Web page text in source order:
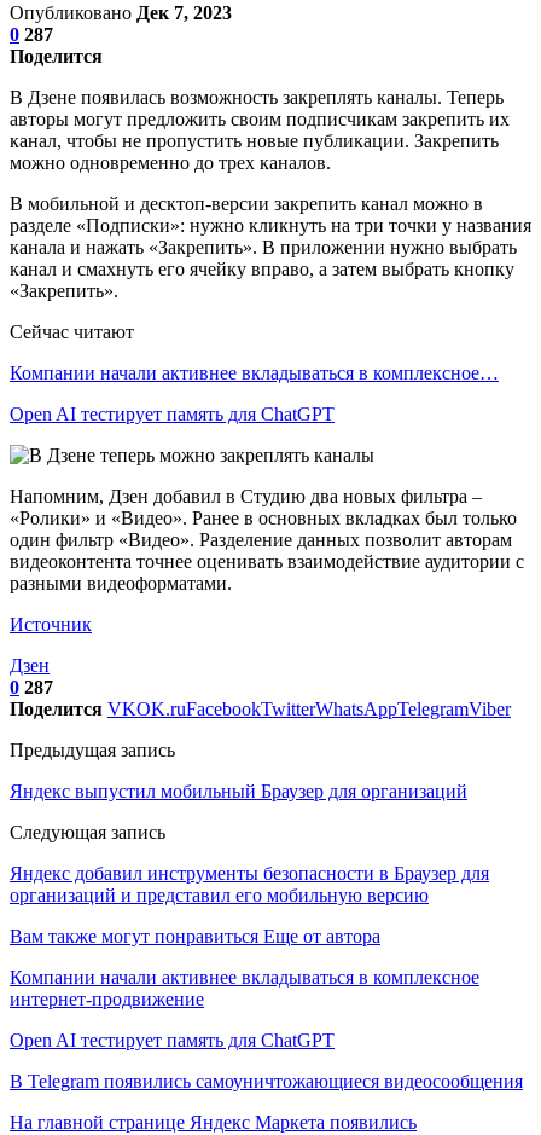
Опубликовано Дек 7, 2023
0 287
Поделится
В Дзене появилась возможность закреплять каналы. Теперь
авторы могут предложить своим подписчикам закрепить их
канал, чтобы не пропустить новые публикации. Закрепить
можно одновременно до трех каналов.
В мобильной и десктоп-версии закрепить канал можно в
разделе «Подписки»: нужно кликнуть на три точки у названия
канала и нажать «Закрепить». В приложении нужно выбрать
канал и смахнуть его ячейку вправо, а затем выбрать кнопку
«Закрепить».
Сейчас читают
Компании начали активнее вкладываться в комплексное…
Open AI тестирует память для ChatGPT
Напомним, Дзен добавил в Студию два новых фильтра –
«Ролики» и «Видео». Ранее в основных вкладках был только
один фильтр «Видео». Разделение данных позволит авторам
видеоконтента точнее оценивать взаимодействие аудитории с
разными видеоформатами.
Источник
Дзен
0 287
Поделится VKOK.ruFacebookTwitterWhatsAppTelegramViber
Предыдущая запись
Яндекс выпустил мобильный Браузер для организаций
Следующая запись
Яндекс добавил инструменты безопасности в Браузер для
организаций и представил его мобильную версию
Вам также могут понравиться Еще от автора
Компании начали активнее вкладываться в комплексное
интернет-продвижение
Open AI тестирует память для ChatGPT
В Telegram появились самоуничтожающиеся видеосообщения
На главной странице Яндекс Маркета появились